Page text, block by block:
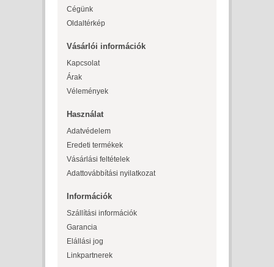
Cégünk
Oldaltérkép
Vásárlói információk
Kapcsolat
Árak
Vélemények
Használat
Adatvédelem
Eredeti termékek
Vásárlási feltételek
Adattovábbítási nyilatkozat
Információk
Szállítási információk
Garancia
Elállási jog
Linkpartnerek